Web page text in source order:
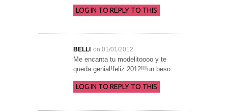
LOG IN TO REPLY TO THIS
BELLI on 01/01/2012
Me encanta tu modelitoooo y te
queda genial!feliz 2012!!!un beso
LOG IN TO REPLY TO THIS